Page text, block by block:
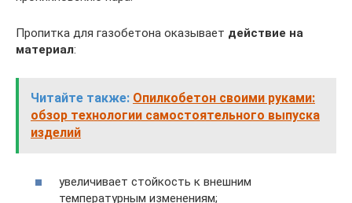
Пропитка для газобетона оказывает действие на
материал:
Читайте также: Опилкобетон своими руками:
обзор технологии самостоятельного выпуска
изделий
увеличивает стойкость к внешним
температурным изменениям;